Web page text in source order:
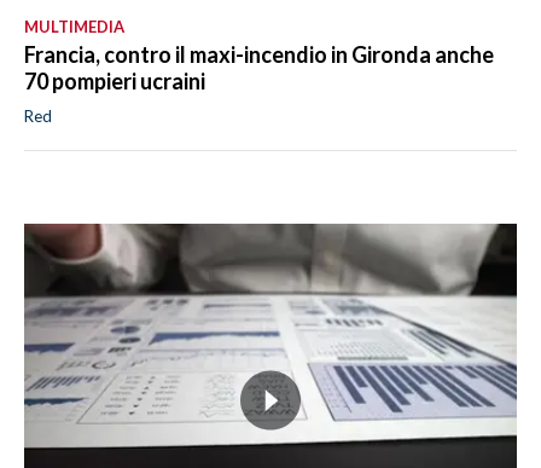
MULTIMEDIA
Francia, contro il maxi-incendio in Gironda anche
70 pompieri ucraini
Red